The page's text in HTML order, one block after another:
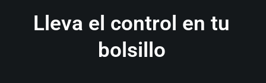
Lleva el control en tu
bolsillo